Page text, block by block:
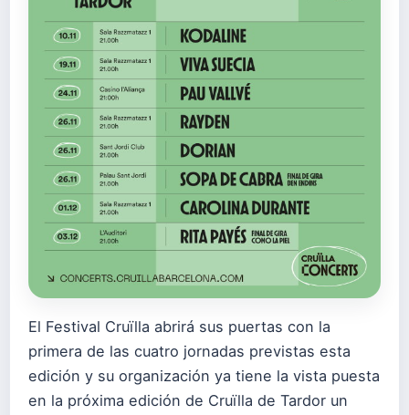
El Festival Cruïlla abrirá sus puertas con la
primera de las cuatro jornadas previstas esta
edición y su organización ya tiene la vista puesta
en la próxima edición de Cruïlla de Tardor un